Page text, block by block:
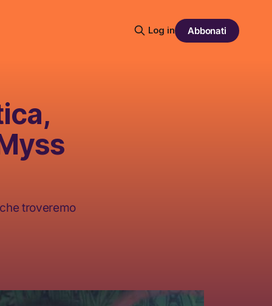
Log in Abbonati
troveremo